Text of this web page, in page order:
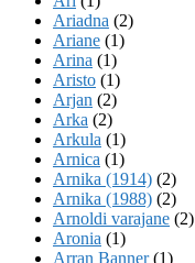
Ariadna (2)
Ariane (1)
Arina (1)
Aristo (1)
Arjan (2)
Arka (2)
Arkula (1)
Arnica (1)
Arnika (1914) (2)
Arnika (1988) (2)
Arnoldi varajane (2)
Aronia (1)
Arran Banner(1)